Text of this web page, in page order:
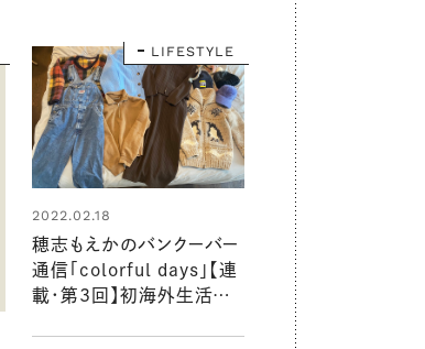
LIFESTYLE
2022.02.18
穂志もえかのバンクーバー
通信「colorful days」【連
載・第3回】初海外生活＆